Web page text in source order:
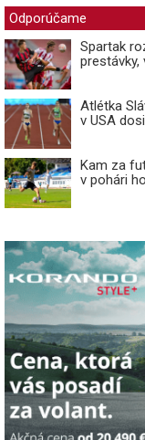
Odporúčame
Spartak
Atlétka
v USA
Kam za
v pohári